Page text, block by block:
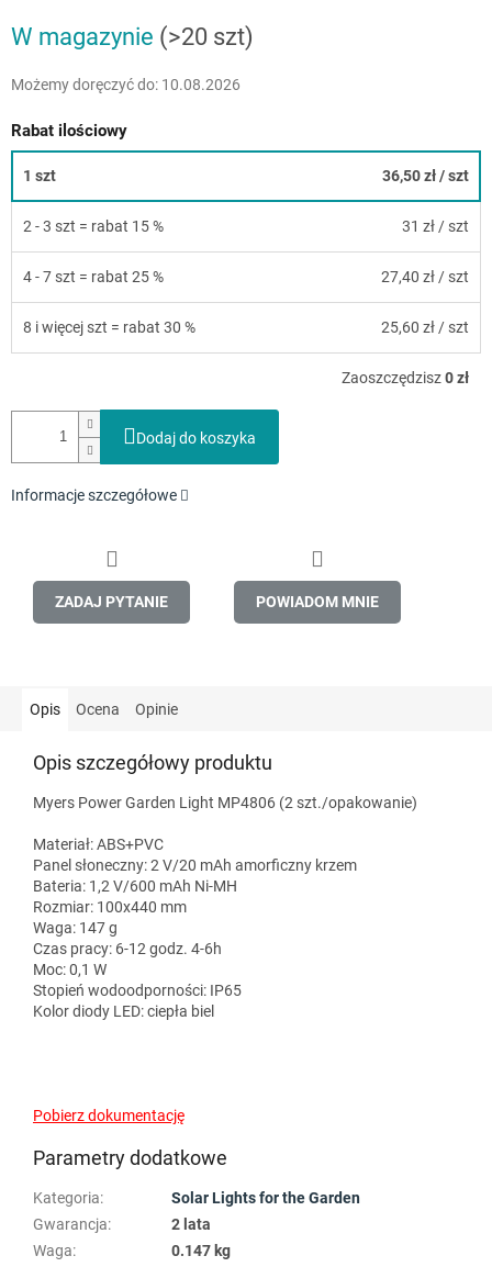
jednostkowa:
W magazynie (>20 szt)
Możemy doręczyć do: 10.08.2026
Rabat ilościowy
1 szt 36,50 zł/ szt
2 - 3 szt = rabat 15 % 31 zł / szt
4 - 7 szt = rabat 25 % 27,40 zł / szt
8 i więcej szt = rabat 30 % 25,60 zł / szt
Zaoszczędzisz0 zł
Dodaj do koszyka
Informacje szczegółowe
ZADAJ PYTANIE POWIADOM MNIE
Opis Ocena Opinie
Opis szczegółowy produktu
Myers Power Garden Light MP4806 (2 szt./opakowanie)
Materiał: ABS+PVC
Panel słoneczny: 2 V/20 mAh amorficzny krzem
Bateria: 1,2 V/600 mAh Ni-MH
Rozmiar: 100x440 mm
Waga: 147 g
Czas pracy: 6-12 godz. 4-6h
Moc: 0,1 W
Stopień wodoodporności: IP65
Kolor diody LED: ciepła biel
Pobierz dokumentację
Parametry dodatkowe
Kategoria:
Solar Lights for the Garden
Gwarancja:
2 lata
Waga:
0.147 kg